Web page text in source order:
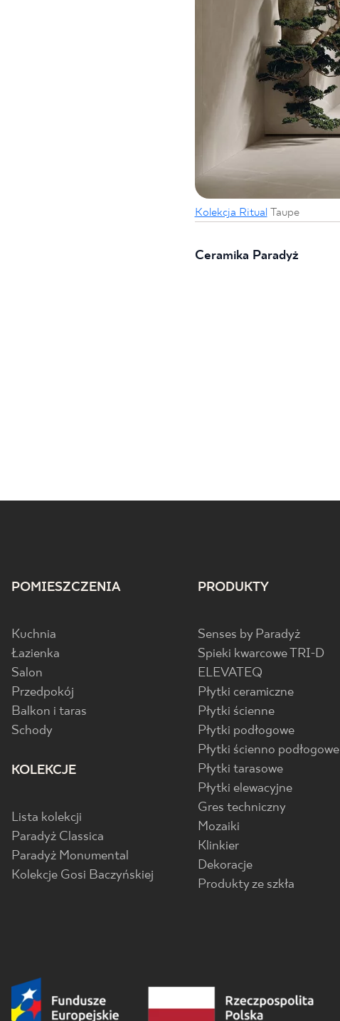
Kolekcja Ritual Taupe
Ceramika Paradyż
POMIESZCZENIA
Kuchnia
Łazienka
Salon
Przedpokój
Balkon i taras
Schody
KOLEKCJE
Lista kolekcji
Paradyż Classica
Paradyż Monumental
Kolekcje Gosi Baczyńskiej
PRODUKTY
Senses by Paradyż
Spieki kwarcowe TRI-D
ELEVATEQ
Płytki ceramiczne
Płytki ścienne
Płytki podłogowe
Płytki ścienno podłogowe
Płytki tarasowe
Płytki elewacyjne
Gres techniczny
Mozaiki
Klinkier
Dekoracje
Produkty ze szkła